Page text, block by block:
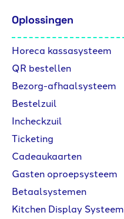
Oplossingen
Horeca kassasysteem
QR bestellen
Bezorg-afhaalsysteem
Bestelzuil
Incheckzuil
Ticketing
Cadeaukaarten
Gasten oproepsysteem
Betaalsystemen
Kitchen Display Systeem